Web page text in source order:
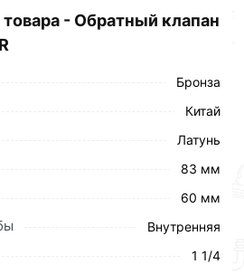
- Обратный клапан
Бронза
Китай
Латунь
83 мм
60 мм
Внутренняя
1 1/4